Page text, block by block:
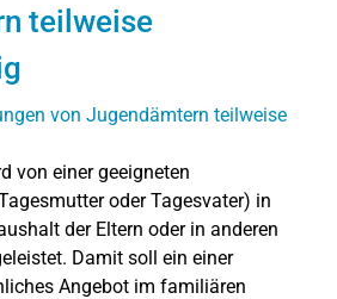
teilweise
von einer geeigneten
oder Tagesvater) in
der Eltern oder in anderen
Damit soll ein einer
Angebot im familiären